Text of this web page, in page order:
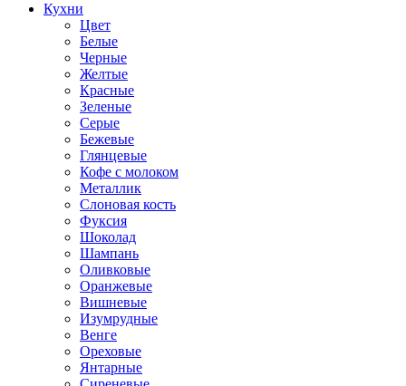
Кухни
Цвет
Белые
Черные
Желтые
Красные
Зеленые
Серые
Бежевые
Глянцевые
Кофе с молоком
Металлик
Слоновая кость
Фуксия
Шоколад
Шампань
Оливковые
Оранжевые
Вишневые
Изумрудные
Венге
Ореховые
Янтарные